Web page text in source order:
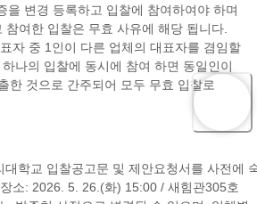
을 변경 등록하고 입찰에 참여하여야 하며
참여한 입찰은 무효 사유에 해당 됩니다.
자 중 1인이 다른 업체의 대표자를 겸임할
나의 입찰에 동시에 참여 하면 동일인이
한 것으로 간주되어 모두 무효 입찰로
대학교 입찰공고문 및 제안요청서를 사전에
소: 2026. 5. 26.(화) 15:00 / 새힘관305호